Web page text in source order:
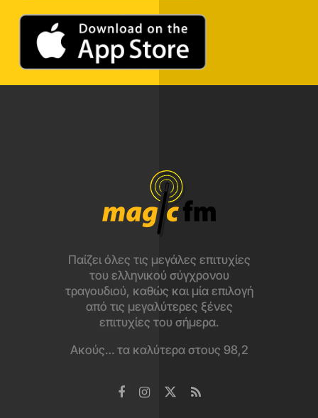
Παίζει όλες τις μεγάλες επιτυχίες
του ελληνικού σύγχρονου
τραγουδιού, καθώς και μία επιλογή
από τις μεγαλύτερες ξένες
επιτυχίες του σήμερα.
Ακούς… τα καλύτερα στους 98,2